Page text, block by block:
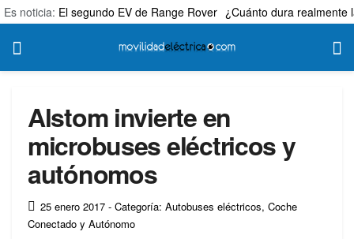
Es noticia: El segundo EV de Range Rover ¿Cuánto dura realmente
Alstom invierte en
microbuses eléctricos y
autónomos
25 enero 2017 - Categoría: Autobuses eléctricos, Coche
Conectado y Autónomo